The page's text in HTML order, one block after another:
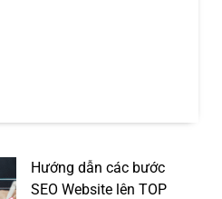
Hướng dẫn các bước
SEO Website lên TOP